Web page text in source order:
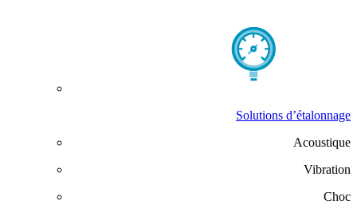
Solutions d’étalonnage
Acoustique
Vibration
Choc